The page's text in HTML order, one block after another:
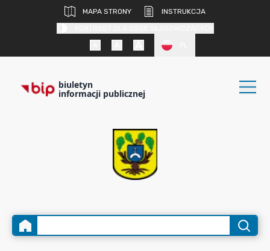
MAPA STRONY
INSTRUKCJA
biuletyn
informacji publicznej